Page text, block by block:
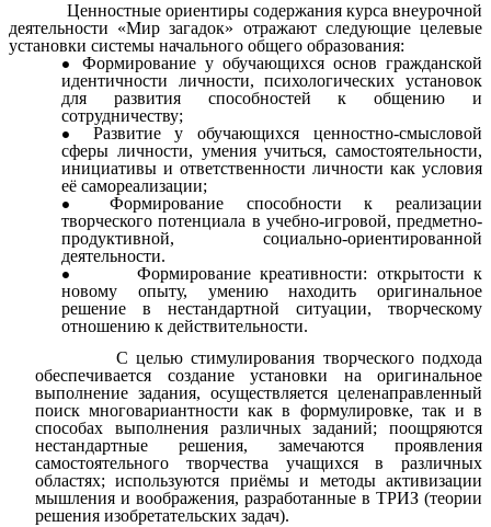
Ценностные ориентиры содержания курса внеурочной
деятельности «Мир загадок» отражают следующие целевые
установки системы начального общего образования:
Формирование у обучающихся основ гражданской
идентичности личности, психологических установок
для развития способностей к общению и
сотрудничеству;
Развитие у обучающихся ценностно-смысловой
сферы личности, умения учиться, самостоятельности,
инициативы и ответственности личности как условия
её самореализации;
Формирование способности к реализации
творческого потенциала в учебно-игровой, предметно-
продуктивной, социально-ориентированной
деятельности.
Формирование креативности: открытости к
новому опыту, умению находить оригинальное
решение в нестандартной ситуации, творческому
отношению к действительности.
С целью стимулирования творческого подхода
обеспечивается создание установки на оригинальное
выполнение задания, осуществляется целенаправленный
поиск многовариантности как в формулировке, так и в
способах выполнения различных заданий; поощряются
нестандартные решения, замечаются проявления
самостоятельного творчества учащихся в различных
областях; используются приёмы и методы активизации
мышления и воображения, разработанные в ТРИЗ (теории
решения изобретательских задач).